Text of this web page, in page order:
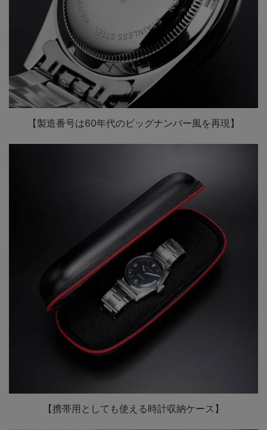
【製造番号は60年代のビッグナンバー風を再現】
【携帯用としても使える時計収納ケース】